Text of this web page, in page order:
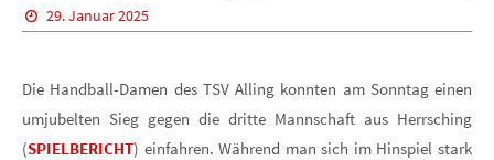
29. Januar 2025
Die Handball-Damen des TSV Alling konnten am Sonntag einen
umjubelten Sieg gegen die dritte Mannschaft aus Herrsching
(SPIELBERICHT) einfahren. Während man sich im Hinspiel stark